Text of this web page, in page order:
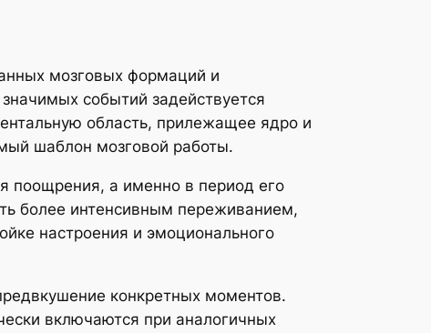
мозговых формаций и
событий задействуется
область, прилежащее ядро и
шаблон мозговой работы.
поощрения, а именно в период его
более интенсивным переживанием,
настроения и эмоционального
конкретных моментов.
включаются при аналогичных